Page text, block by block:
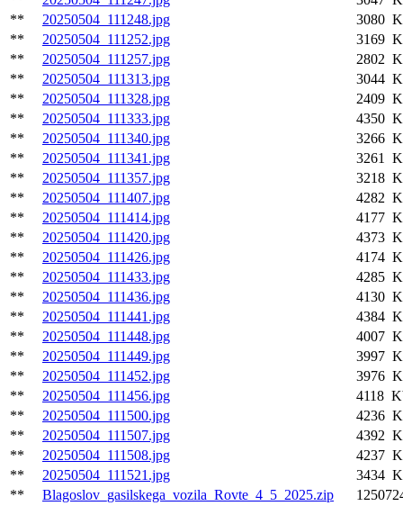
**
20250504_111248.jpg
3080
**
20250504_111252.jpg
3169
**
20250504_111257.jpg
2802
**
20250504_111313.jpg
3044
**
20250504_111328.jpg
2409
**
20250504_111333.jpg
4350
**
20250504_111340.jpg
3266
**
20250504_111341.jpg
3261
**
20250504_111357.jpg
3218
**
20250504_111407.jpg
4282
**
20250504_111414.jpg
4177
**
20250504_111420.jpg
4373
**
20250504_111426.jpg
4174
**
20250504_111433.jpg
4285
**
20250504_111436.jpg
4130
**
20250504_111441.jpg
4384
**
20250504_111448.jpg
4007
**
20250504_111449.jpg
3997
**
20250504_111452.jpg
3976
**
20250504_111456.jpg
4118
**
20250504_111500.jpg
4236
**
20250504_111507.jpg
4392
**
20250504_111508.jpg
4237
**
20250504_111521.jpg
3434
**
Blagoslov_gasilskega_vozila_Rovte_4_5_2025.zip